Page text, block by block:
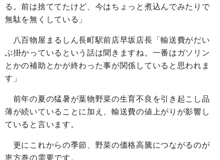
る。前は捨ててたけど、今はちょっと煮込んでみたりで
無駄を無くしている」
八百物屋まるしん長町駅前店早坂店長「輸送費がだい
ぶ掛かっているという話は聞きますね。一番はガソリン
とかの補助とかが終わった事が関係していると思われま
す」
前年の夏の猛暑が葉物野菜の生育不良を引き起こし品
薄が続いていることに加え、輸送費の値上がりが影響し
ていると言います。
更にこれからの季節、野菜の価格高騰につながるのが
恵方巻の需要です。